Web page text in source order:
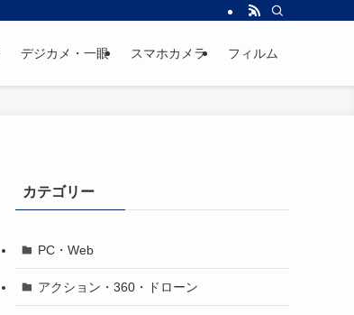
デジカメ・一眼 スマホカメラ フィルム
カテゴリー
PC・Web
アクション・360・ドローン